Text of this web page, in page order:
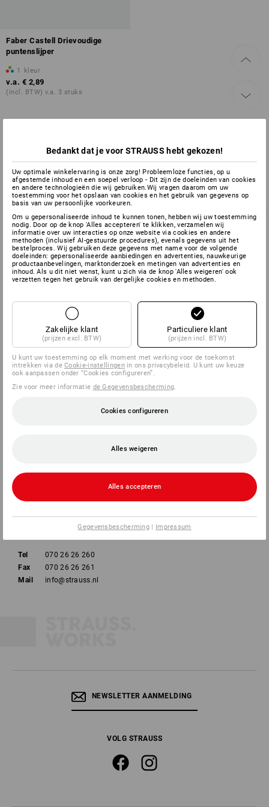
Faber Castell Drievoudige
puntenslijper
1 kleur
v.a. € 2,89
(incl. BTW) v.a. 3 stuks
SERVICE 070 26 26 260
BEDRIJVEN
INFORMATIE
BETAALWIJZEN
Exportweg 3
4782 JA Moerdijk
Tel
070 26 26 260
Fax
070 26 26 261
Mail
info@strauss.nl
NEWSLETTER AANMELDING
VOLG STRAUSS
Bedankt dat je voor STRAUSS hebt gekozen!
Uw optimale winkelervaring is onze zorg! Probleemloze functies, op u
afgestemde inhoud en een soepel verloop - Dit zijn de doeleinden van cookies
en andere technologieën die wij gebruiken.Wij vragen daarom om uw
toestemming voor het opslaan van cookies en het gebruik van gegevens op
basis van uw persoonlijke voorkeuren.
Om u gepersonaliseerde inhoud te kunnen tonen, hebben wij uw toestemming
nodig. Door op de knop 'Alles accepteren' te klikken, verzamelen wij
informatie over uw interacties op onze website via cookies en andere
methoden (inclusief AI-gestuurde procedures), evenals gegevens uit het
bestelproces. Wij gebruiken deze gegevens met name voor de volgende
doeleinden: gepersonaliseerde aanbiedingen en advertenties, nauwkeurige
productaanbevelingen, marktonderzoek en metingen van advertenties en
inhoud. Als u dit niet wenst, kunt u zich via de knop 'Alles weigeren' ook
verzetten tegen het gebruik van dergelijke cookies en methoden.
Zakelijke klant
(prijzen excl. BTW)
Particuliere klant
(prijzen incl. BTW)
U kunt uw toestemming op elk moment met werking voor de toekomst
intrekken via deCookie-instellingenin ons privacybeleid. U kunt uw keuze
ook aanpassen onder “Cookies configureren”.
Zie voor meer informatie de Gegevensbescherming
Cookies configureren
Alles weigeren
Alles accepteren
Gegevensbescherming | Impressum